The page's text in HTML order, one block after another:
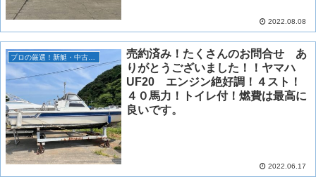
2022.08.08
プロの厳選！新艇・中古艇情報！
売約済み！たくさんのお問合せ あ
りがとうございました！！ヤマハ
UF20 エンジン絶好調！４スト！
４０馬力！トイレ付！燃費は最高に
良いです。
2022.06.17